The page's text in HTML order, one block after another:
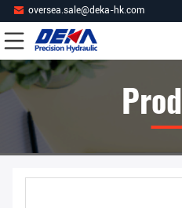
oversea.sale@deka-hk.com